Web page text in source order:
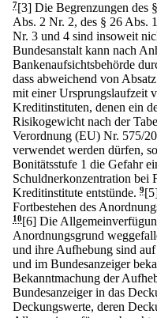
7 [3] Die Begrenzungen des
Abs. 2 Nr. 2, des § 26 Abs.
Nr. 3 und 4 sind insoweit
Bundesanstalt kann nach
Bankenaufsichtsbehörde
dass abweichend von
mit einer Ursprungslaufzeit
Kreditinstituten, denen ein
Risikogewicht nach der
Verordnung (EU) Nr. 575/
verwendet werden dürfen,
Bonitätsstufe 1 die Gefahr
Schuldnerkonzentration bei
Kreditinstitute entstünde. 9
Fortbestehen des
10 [6] Die
Anordnungsgrund
und ihre Aufhebung sind
und im Bundesanzeiger
Bekanntmachung der
Bundesanzeiger in das
Deckungswerte, deren